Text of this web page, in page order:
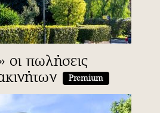
οι πωλήσεις
Premium